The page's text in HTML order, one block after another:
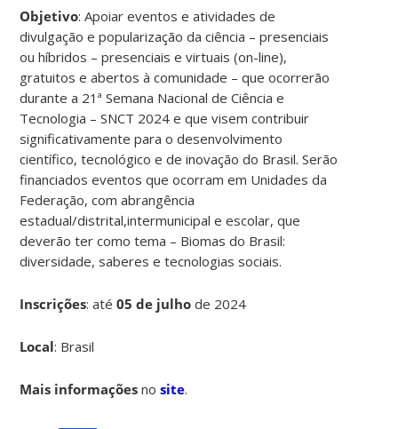
Objetivo: Apoiar eventos e atividades de
divulgação e popularização da ciência – presenciais
ou híbridos – presenciais e virtuais (on-line),
gratuitos e abertos à comunidade – que ocorrerão
durante a 21ª Semana Nacional de Ciência e
Tecnologia – SNCT 2024 e que visem contribuir
significativamente para o desenvolvimento
científico, tecnológico e de inovação do Brasil. Serão
financiados eventos que ocorram em Unidades da
Federação, com abrangência
estadual/distrital,intermunicipal e escolar, que
deverão ter como tema – Biomas do Brasil:
diversidade, saberes e tecnologias sociais.
Inscrições: até05 de julho de 2024
Local: Brasil
Mais informações nosite.